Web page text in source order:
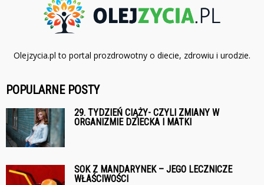
Olejzycia.pl to portal prozdrowotny o diecie, zdrowiu i urodzie.
POPULARNE POSTY
29. TYDZIEŃ CIĄŻY- CZYLI ZMIANY W
ORGANIZMIE DZIECKA I MATKI
SOK Z MANDARYNEK – JEGO LECZNICZE
WŁAŚCIWOŚCI